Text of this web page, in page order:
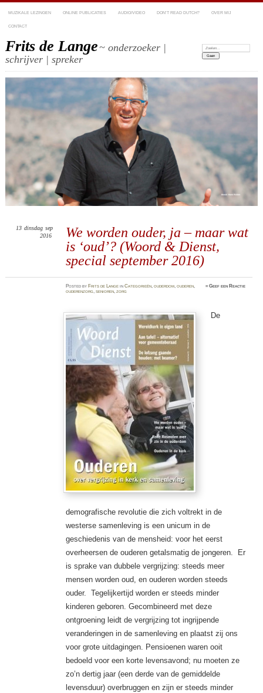
MUZIKALE LEZINGEN ONLINE PUBLICATIES AUDIO/VIDEO DON’T READ DUTCH? OVER MIJ
CONTACT
Frits de Lange~ onderzoeker |
schrijver | spreker
Zoeken:
We worden ouder, ja – maar wat
is ‘oud’? (Woord & Dienst,
special september 2016)
13 dinsdag sep
2016
PostedbyFrits de Lange inCategorieën ,ouderdom ,ouderen
ouderenzorg ,senioren ,zorg
≈Geef een Reactie
De
demografische revolutie die zich voltrekt in de
westerse samenleving is een unicum in de
geschiedenis van de mensheid: voor het eerst
overheersen de ouderen getalsmatig de jongeren. Er
is sprake van dubbele vergrijzing: steeds meer
mensen worden oud, en ouderen worden steeds
ouder. Tegelijkertijd worden er steeds minder
kinderen geboren. Gecombineerd met deze
ontgroening leidt de vergrijzing tot ingrijpende
veranderingen in de samenleving en plaatst zij ons
voor grote uitdagingen. Pensioenen waren ooit
bedoeld voor een korte levensavond; nu moeten ze
zo’n dertig jaar (een derde van de gemiddelde
levensduur) overbruggen en zijn er steeds minder